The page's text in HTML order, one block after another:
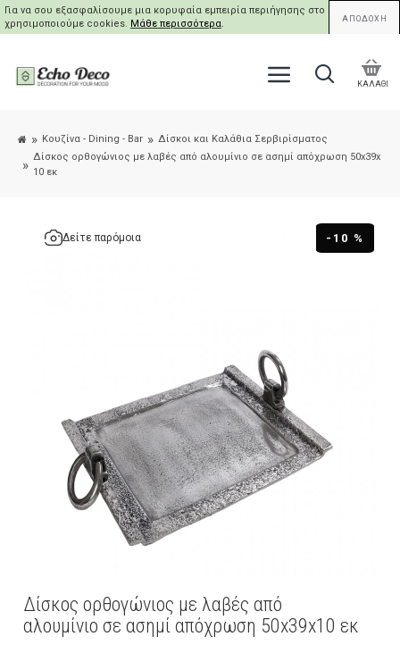
Για να σου εξασφαλίσουμε μια κορυφαία εμπειρία περιήγησης στο site μας,
χρησιμοποιούμε cookies. Μάθε περισσότερα. ΑΠΟΔΟΧΗ
ΚΑΛΑΘΙ
Κουζίνα - Dining - Bar
Δίσκοι και Καλάθια Σερβιρίσματος
Δίσκος ορθογώνιος με λαβές από αλουμίνιο σε ασημί απόχρωση 50x39x
10 εκ
-10 %
Δείτε παρόμοια
Δίσκος ορθογώνιος με λαβές από
αλουμίνιο σε ασημί απόχρωση 50x39x10 εκ